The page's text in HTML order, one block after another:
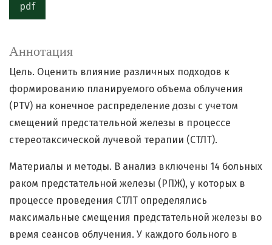
pdf
Аннотация
Цель. Оценить влияние различных подходов к
формированию планируемого объема облучения
(PTV) на конечное распределение дозы с учетом
смещений предстательной железы в процессе
стереотаксической лучевой терапии (СТЛТ).
Материалы и методы. В анализ включены 14 больных
раком предстательной железы (РПЖ), у которых в
процессе проведения СТЛТ определялись
максимальные смещения предстательной железы во
время сеансов облучения. У каждого больного в